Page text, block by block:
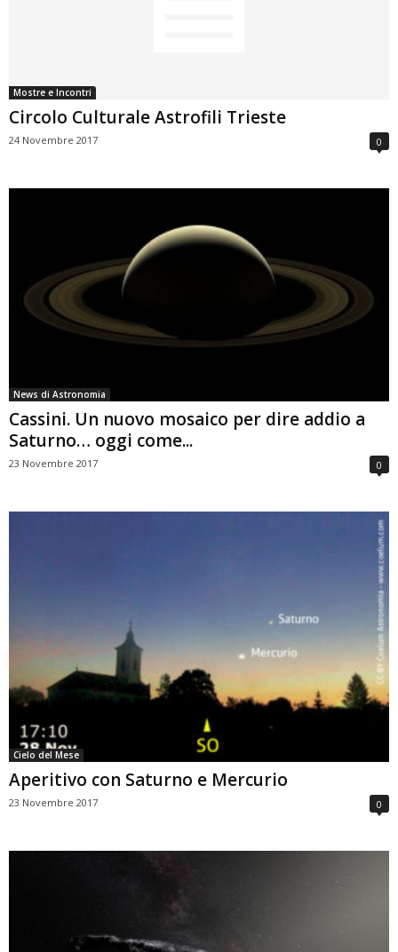
Mostre e Incontri
Circolo Culturale Astrofili Trieste
24 Novembre 2017 0
News di Astronomia
Cassini. Un nuovo mosaico per dire addio a
Saturno… oggi come...
23 Novembre 2017 0
Cielo del Mese
Aperitivo con Saturno e Mercurio
23 Novembre 2017 0